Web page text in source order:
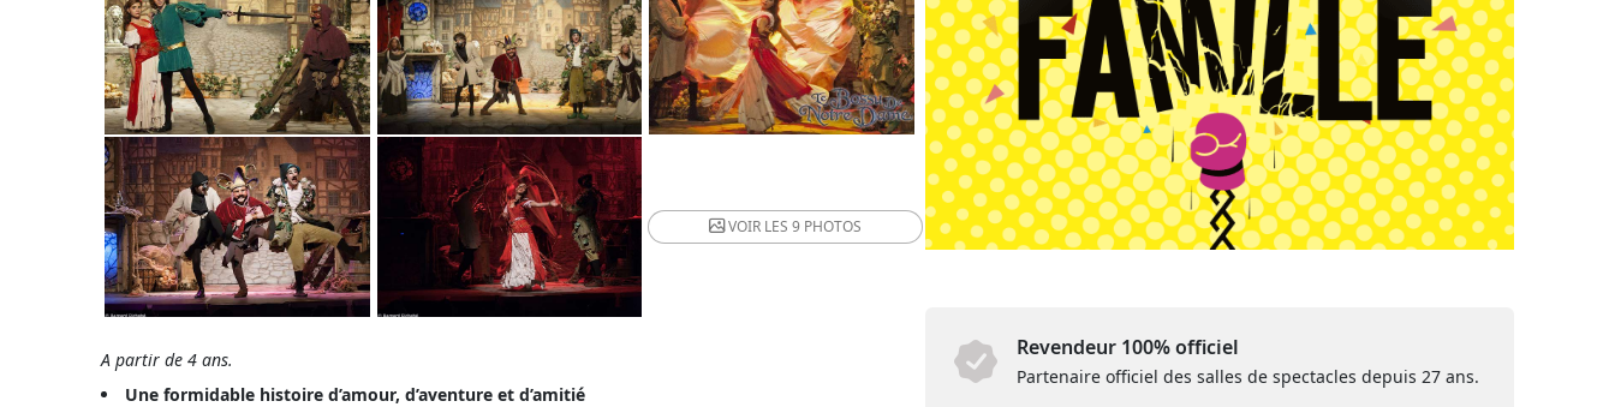
VOIR LES9 PHOTOS
A partir de 4 ans.
Une formidable histoire d’amour, d’aventure et d’amitié
Revendeur 100% officiel
Partenaire officiel des salles de spectacles depuis 27 ans.